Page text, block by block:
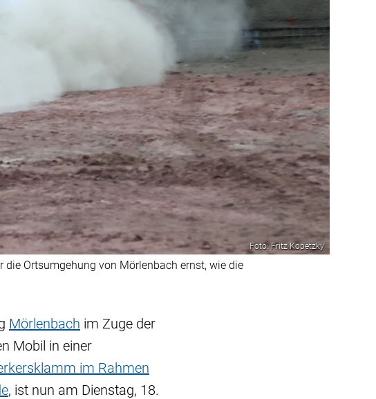
Foto: Fritz Kopetzky
Ortsumgehung von Mörlenbach ernst, wie die
Mörlenbach im Zuge der
Mobil in einer
im Rahmen
, ist nun am Dienstag, 18.